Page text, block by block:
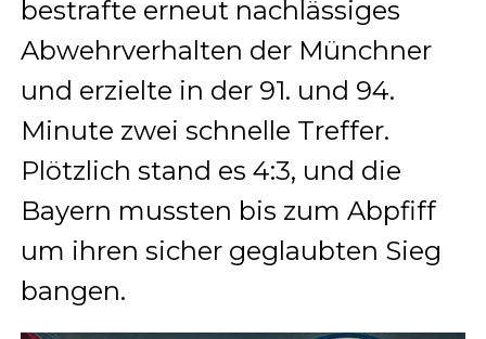
bestrafte erneut nachlässiges
Abwehrverhalten der Münchner
und erzielte in der 91. und 94.
Minute zwei schnelle Treffer.
Plötzlich stand es 4:3, und die
Bayern mussten bis zum Abpfiff
um ihren sicher geglaubten Sieg
bangen.